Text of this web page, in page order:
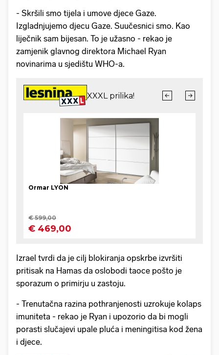
- Skršili smo tijela i umove djece Gaze.
Izgladnjujemo djecu Gaze. Suučesnici smo. Kao
liječnik sam bijesan. To je užasno - rekao je
zamjenik glavnog direktora Michael Ryan
novinarima u sjedištu WHO-a.
Izrael tvrdi da je cilj blokiranja opskrbe izvršiti
pritisak na Hamas da oslobodi taoce pošto je
sporazum o primirju u zastoju.
- Trenutačna razina pothranjenosti uzrokuje kolaps
imuniteta - rekao je Ryan i upozorio da bi mogli
porasti slučajevi upale pluća i meningitisa kod žena
i djece.